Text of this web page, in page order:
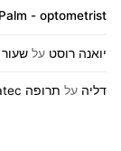
Palm - optometrist
יואנה רוסט על
דליה על תרופה Glanatec טיפות עיניים לטיפול בפוקס דיסטרופי